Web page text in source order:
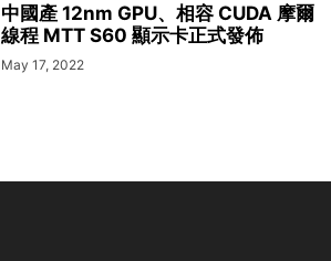
中國產 12nm GPU、相容 CUDA 摩爾
線程 MTT S60 顯示卡正式發佈
May 17, 2022